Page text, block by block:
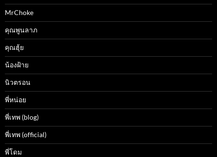
MrChoke
คุณพูนลาภ
คุณฮุ้ย
น้องฝ้าย
นิวตรอน
พี่หน่อย
พี่เทพ (blog)
พี่เทพ (official)
พี่โดม